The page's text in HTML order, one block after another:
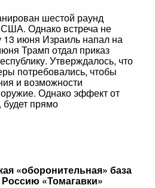
шестой раунд
Однако встреча не
13 июня Израиль напал на
Трамп отдал приказ
Утверждалось, что
потребовались, чтобы
и возможности
Однако эффект от
будет прямо
«оборонительная» база
«Томагавки»